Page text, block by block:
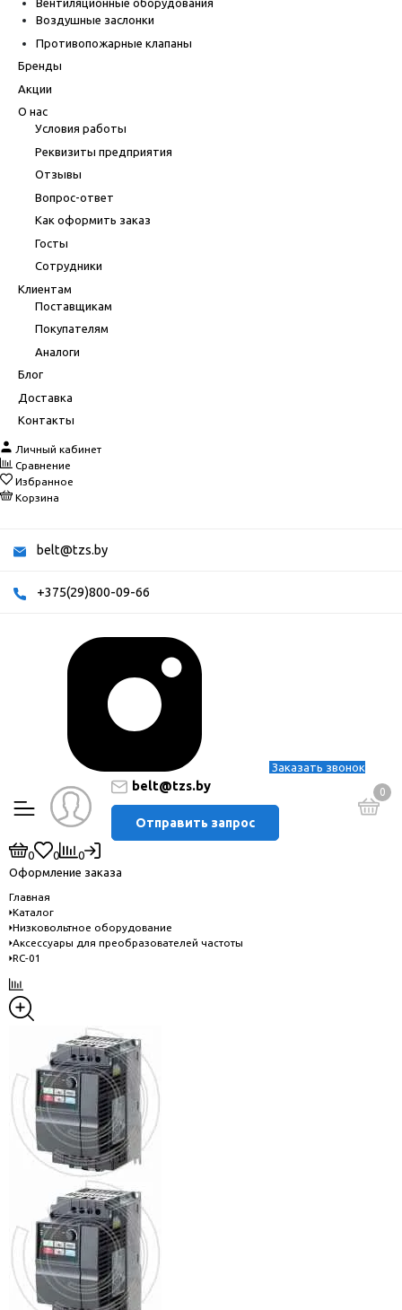
Вентиляционные оборудования
Воздушные заслонки
Противопожарные клапаны
Бренды
Акции
О нас
Условия работы
Реквизиты предприятия
Отзывы
Вопрос-ответ
Как оформить заказ
Госты
Сотрудники
Клиентам
Поставщикам
Покупателям
Аналоги
Блог
Доставка
Контакты
Личный кабинет
Сравнение
Избранное
Корзина
belt@tzs.by
+375(29)800-09-66
Заказать звонок
belt@tzs.by
Отправить запрос
0
0 0
0
Оформление заказа
Главная
Каталог
Низковольтное оборудование
Аксессуары для преобразователей частоты
RC-01